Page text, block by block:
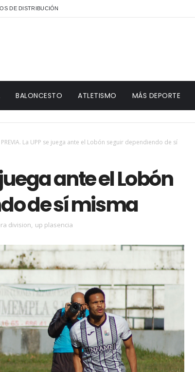
DE DISTRIBUCIÓN
BALONCESTO ATLETISMO MÁS DEPORTE
PREVIA. La UPP se juega ante el Lobón seguir dependiendo de sí
juega ante el Lobón
de sí misma
division, up plasencia